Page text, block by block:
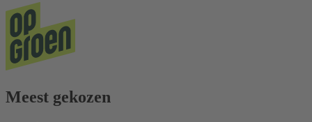
Meest gekozen